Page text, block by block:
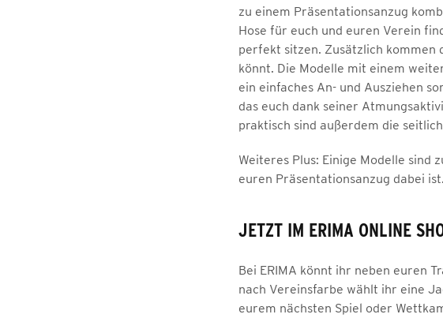
zu einem Präsentationsanzug
Hose für euch und euren Verein
perfekt sitzen. Zusätzlich kommen
könnt. Die Modelle mit einem
ein einfaches An- und Ausziehen
das euch dank seiner
praktisch sind außerdem die
Weiteres Plus: Einige Modelle sind
euren Präsentationsanzug dabei ist.
JETZT IM ERIMA ONLINE
Bei ERIMA könnt ihr neben euren
nach Vereinsfarbe wählt ihr eine
eurem nächsten Spiel oder